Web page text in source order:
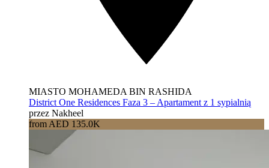
MIASTO MOHAMEDA BIN RASHIDA
District One Residences Faza 3 – Apartament z 1 sypialnią
przez Nakheel
from AED 135.0K